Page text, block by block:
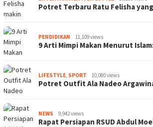
Potret Terbaru Ratu Felisha
PENDIDIKAN 11,109 views
9 Arti Mimpi Makan Menurut
LIFESTYLE, SPORT 10,080 views
Potret Outfit Ala Nadeo
NEWS 9,942 views
Rapat Persiapan RSUD Abdul